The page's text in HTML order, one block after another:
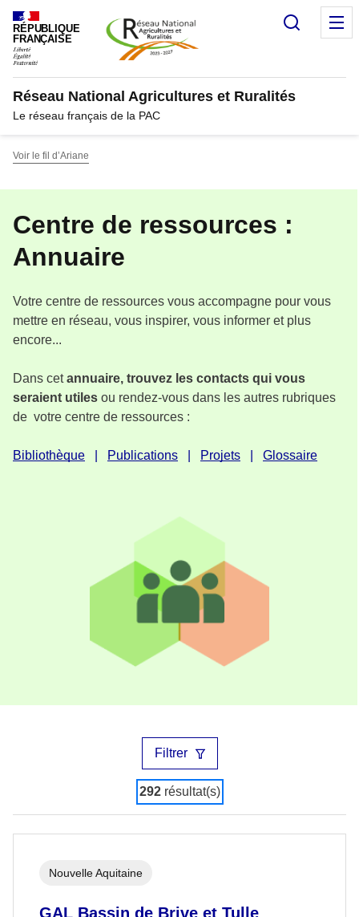
Panneau de gestion des cookies
RÉPUBLIQUE
FRANÇAISE
Réseau National Agricultures et Ruralités
Le réseau français de la PAC
Voir le fil d’Ariane
Centre de ressources :
Annuaire
Votre centre de ressources vous accompagne pour vous
mettre en réseau, vous inspirer, vous informer et plus
encore...
Dans cetannuaire, trouvez les contacts qui vous
seraient utiles ou rendez-vous dans les autres rubriques
de votre centre de ressources :
Bibliothèque Publications Projets Glossaire
Filtrer
292résultat(s)
GAL Bassin de Brive et Tulle
Nouvelle Aquitaine